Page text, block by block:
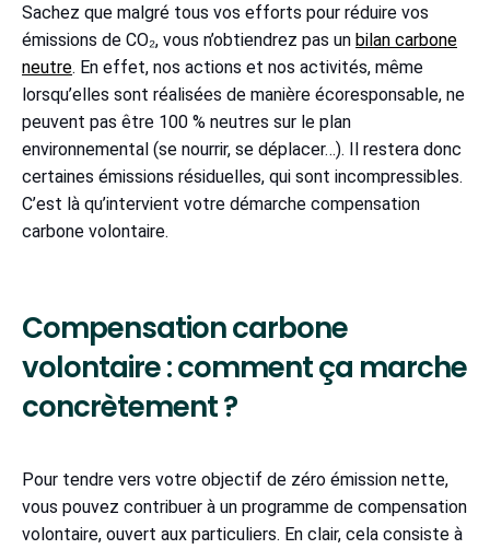
Sachez que malgré tous vos efforts pour réduire vos
émissions de CO₂, vous n’obtiendrez pas un bilan carbone
neutre. En effet, nos actions et nos activités, même
lorsqu’elles sont réalisées de manière écoresponsable, ne
peuvent pas être 100 % neutres sur le plan
environnemental (se nourrir, se déplacer…). Il restera donc
certaines émissions résiduelles, qui sont incompressibles.
C’est là qu’intervient votre démarche compensation
carbone volontaire.
Compensation carbone
volontaire : comment ça marche
concrètement ?
Pour tendre vers votre objectif de zéro émission nette,
vous pouvez contribuer à un programme de compensation
volontaire, ouvert aux particuliers. En clair, cela consiste à